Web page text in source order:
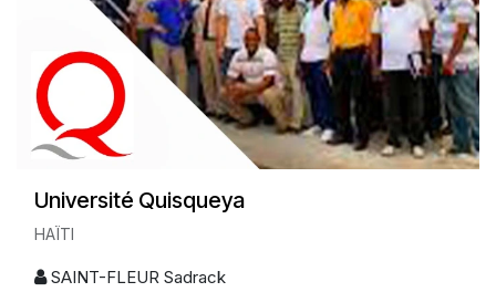
Université Quisqueya
HAÏTI
SAINT-FLEUR Sadrack